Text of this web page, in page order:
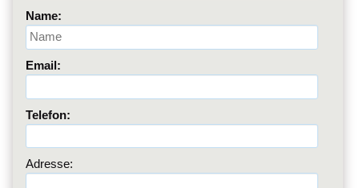
Name:
Email:
Telefon:
Adresse: